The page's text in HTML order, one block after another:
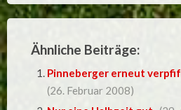
Ähnliche Beiträge:
Pinneberger erneut
(26. Februar 2008)